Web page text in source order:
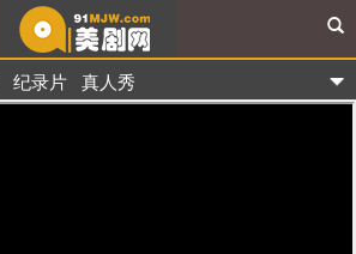
纪录片 真人秀